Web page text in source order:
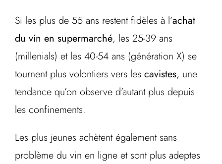
Si les plus de 55 ans restent fidèles à l’achat
du vin en supermarché, les 25-39 ans
(millenials) et les 40-54 ans (génération X) se
tournent plus volontiers vers les cavistes, une
tendance qu’on observe d’autant plus depuis
les confinements.
Les plus jeunes achètent également sans
problème du vin en ligne et sont plus adeptes